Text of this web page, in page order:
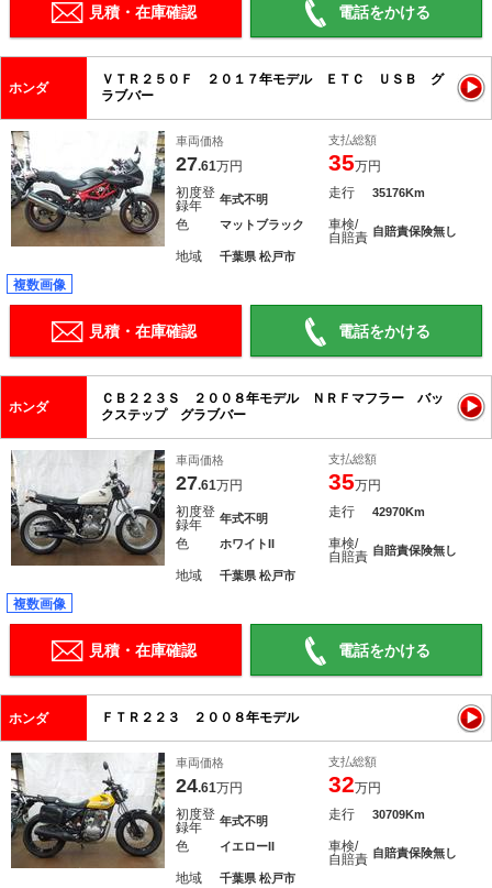
見積・在庫確認 電話をかける
ホンダ
ＶＴＲ２５０Ｆ ２０１７年モデル ＥＴＣ ＵＳＢ グ
ラブバー
車両価格
27.61万円
支払総額
35万円
初度登
録年
年式不明 走行 35176Km
色 マットブラック
車検/
自賠責 自賠責保険無し
地域 千葉県 松戸市
複数画像
見積・在庫確認 電話をかける
ホンダ
ＣＢ２２３Ｓ ２００８年モデル ＮＲＦマフラー バッ
クステップ グラブバー
車両価格
27.61万円
支払総額
35万円
初度登
録年
年式不明 走行 42970Km
色 ホワイトII
車検/
自賠責 自賠責保険無し
地域 千葉県 松戸市
複数画像
見積・在庫確認 電話をかける
ホンダ ＦＴＲ２２３ ２００８年モデル
車両価格
24.61万円
支払総額
32万円
初度登
録年
年式不明 走行 30709Km
色 イエローII
車検/
自賠責 自賠責保険無し
地域 千葉県 松戸市